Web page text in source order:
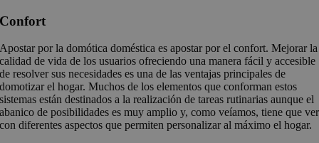
Confort
Apostar por la domótica doméstica es apostar por el confort. Mejorar la
calidad de vida de los usuarios ofreciendo una manera fácil y accesible
de resolver sus necesidades es una de las ventajas principales de
domotizar el hogar. Muchos de los elementos que conforman estos
sistemas están destinados a la realización de tareas rutinarias aunque el
abanico de posibilidades es muy amplio y, como veíamos, tiene que ver
con diferentes aspectos que permiten personalizar al máximo el hogar.